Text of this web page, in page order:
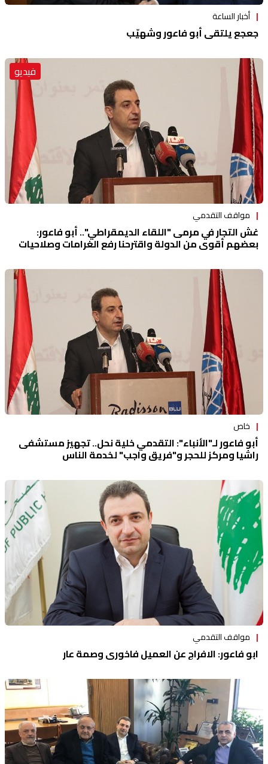
أخبار الساعة
جعجع يلتقي أبو فاعور وشهيّب
فيديو
مواقف التقدمي
غش التجار في مرمى "اللقاء الديمقراطي".. أبو فاعور:
بعضهم أقوى من الدولة واقترحنا رفع الغرامات وصلاحيات
أوسع للاقتصاد
خاص
أبو فاعور لـ"الأنباء": التقدمي خلية نحل.. تجهيز مستشفى
راشيا ومركزٍ للحجر و"فريق واجب" لخدمة الناس
مواقف التقدمي
ابو فاعور: الافراج عن العميل فاخوري وصمة عار